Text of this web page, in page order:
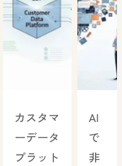
カスタマ
ーデータ
プラット
AI
で
非